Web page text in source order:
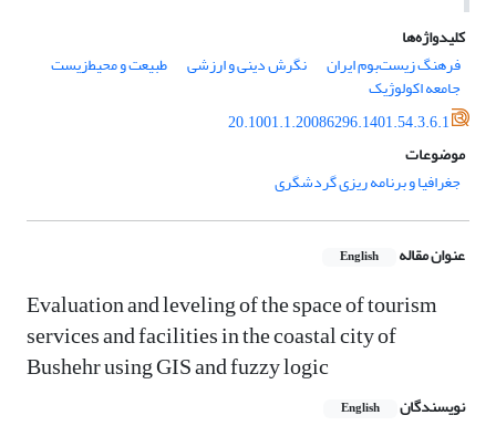
کلیدواژه‌ها
فرهنگ زیست‌بوم ایران
نگرش دینی و ارزشی طبیعت و محیط‌زیست
جامعه اکولوژیک
20.1001.1.20086296.1401.54.3.6.1
موضوعات
جغرافیا و برنامه ریزی گردشگری
عنوان مقاله English
Evaluation and leveling of the space of tourism
services and facilities in the coastal city of
Bushehr using GIS and fuzzy logic
نویسندگان English